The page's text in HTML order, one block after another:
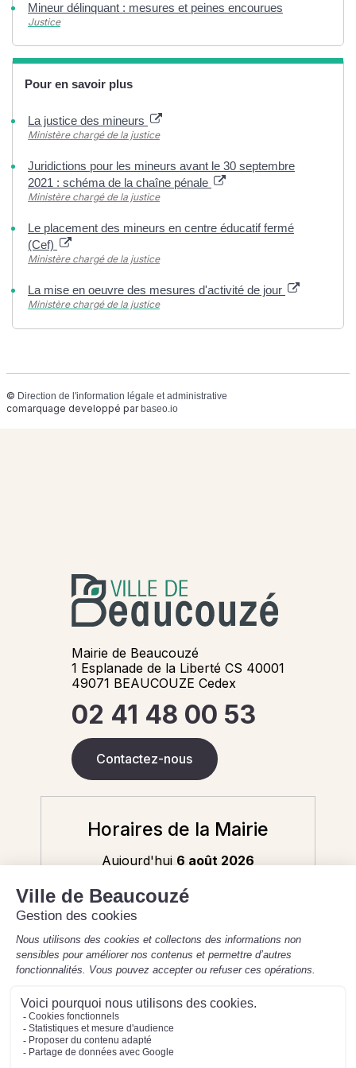
Mineur délinquant : mesures et peines encourues
Justice
Pour en savoir plus
La justice des mineurs
Ministère chargé de la justice
Juridictions pour les mineurs avant le 30 septembre
2021 : schéma de la chaîne pénale
Ministère chargé de la justice
Le placement des mineurs en centre éducatif fermé
(Cef)
Ministère chargé de la justice
La mise en oeuvre des mesures d'activité de jour
Ministère chargé de la justice
© Direction de l'information légale et administrative
comarquage developpé parbaseo.io
Mairie de Beaucouzé
1 Esplanade de la Liberté CS 40001
49071 BEAUCOUZE Cedex
02 41 48 00 53
Contactez-nous
Horaires de la Mairie
Aujourd'hui 6 août 2026